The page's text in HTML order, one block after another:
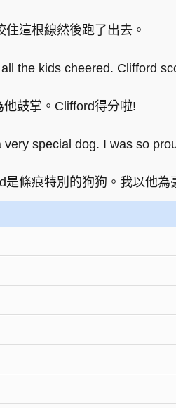
這根線然後跑了出去。
the kids cheered. Clifford
鼓掌。Clifford得分啦!
special dog. I was so
條痕特別的狗狗。我以他為